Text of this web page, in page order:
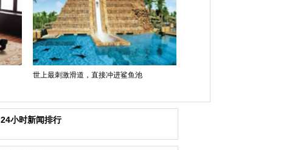
世上最刺激滑道，直接冲进鲨鱼池
24小时新闻排行